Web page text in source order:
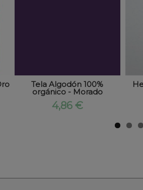
Tela Algodón 100%
orgánico - Morado
4,86 €